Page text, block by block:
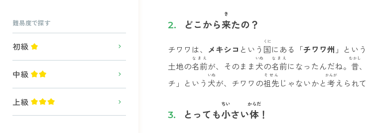
冬の行事・イベント
十二支・干支
空・天気・星
難易度で探す
初級
中級
上級
どこから来
き
たの？
チワワは、 メキシコ という 国
くに
にある「チワワ州 」という
土地の名前
なまえ
が、そのまま 犬
いぬ
の名前
なまえ
になったんだね。昔
むかし
チ」という 犬
いぬ
が、チワワの祖先
そせん
じゃないかと考
かんが
えられ
とっても小
ちい
さい体
からだ
！